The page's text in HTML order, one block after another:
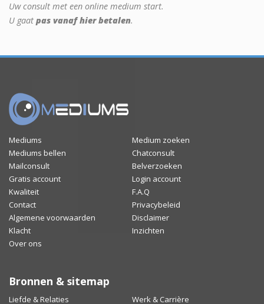
Uw consult met een online medium start.
U gaat pas vanaf hier betalen.
Mediums
Medium zoeken
Mediums bellen
Chatconsult
Mailconsult
Belverzoeken
Gratis account
Login account
Kwaliteit
F.A.Q
Contact
Privacybeleid
Algemene voorwaarden
Disclaimer
Klacht
Inzichten
Over ons
Bronnen & sitemap
Liefde & Relaties Werk & Carrière